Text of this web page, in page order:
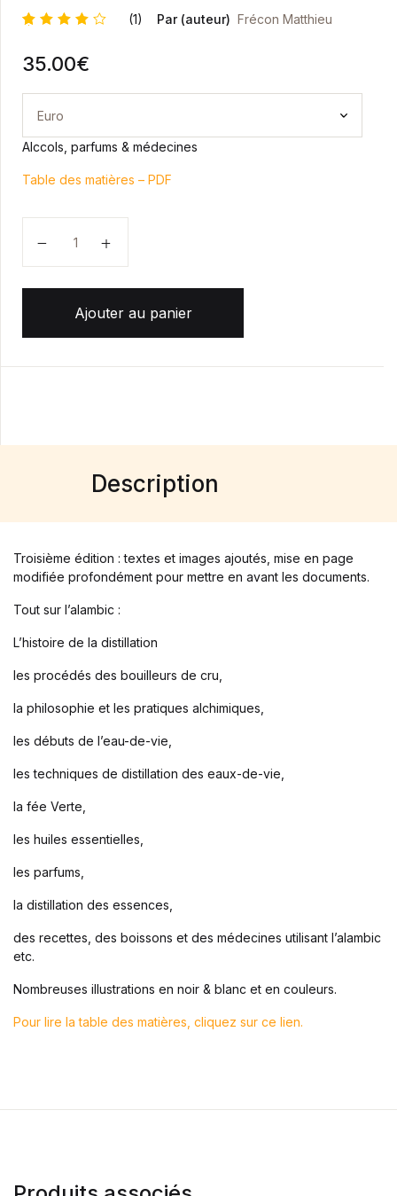
4.00
sur 5
sur
notatio
client
(1) Par (auteur) Frécon Matthieu
35.00€
Alccols, parfums & médecines
Table des matières – PDF
Ajouter au panier
Description
Troisième édition : textes et images ajoutés, mise en page
modifiée profondément pour mettre en avant les documents.
Tout sur l’alambic :
L’histoire de la distillation
les procédés des bouilleurs de cru,
la philosophie et les pratiques alchimiques,
les débuts de l’eau-de-vie,
les techniques de distillation des eaux-de-vie,
la fée Verte,
les huiles essentielles,
les parfums,
la distillation des essences,
des recettes, des boissons et des médecines utilisant l’alambic
etc.
Nombreuses illustrations en noir & blanc et en couleurs.
Pour lire la table des matières, cliquez sur ce lien.